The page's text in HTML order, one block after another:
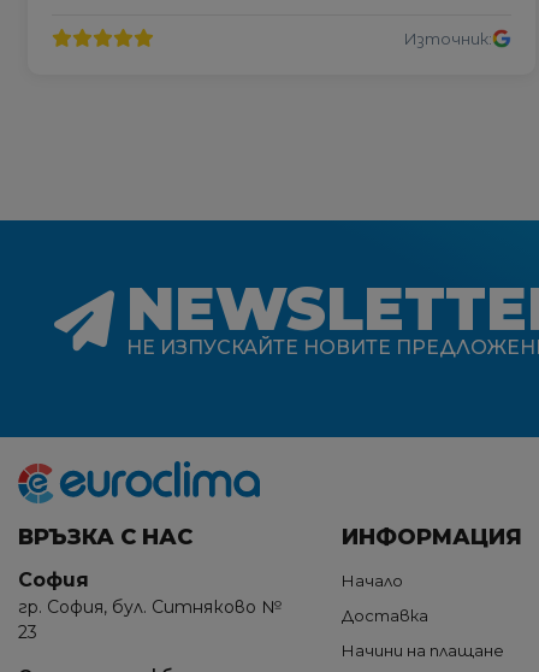
Източник:
НЕ ИЗПУСКАЙТЕ НОВИТЕ
ВРЪЗКА С НАС
София
гр. София, бул. Ситняково №
23
ИНФОРМАЦИЯ
Начало
Доставка
Начини на плащане